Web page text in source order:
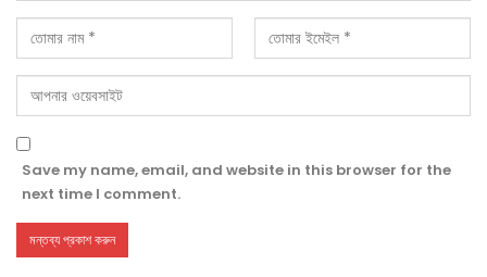
Save my name, email, and website in this browser for the
next time I comment.